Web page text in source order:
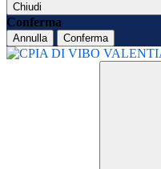
Chiudi
Conferma
Annulla Conferma